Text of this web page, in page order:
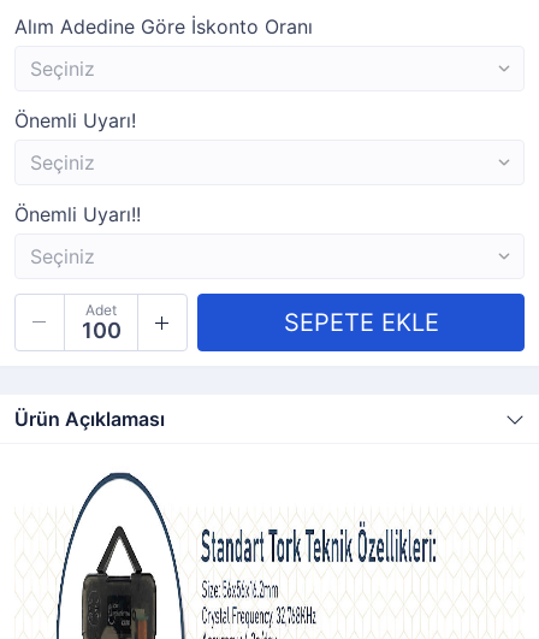
Alım Adedine Göre İskonto Oranı
Önemli Uyarı!
Önemli Uyarı!!
Adet
Ürün Açıklaması